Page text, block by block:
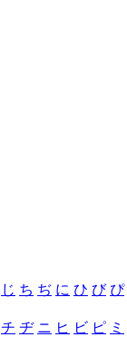
じ ち ぢ に ひ び ぴ
チ ヂ ニ ヒ ビ ピ ミ